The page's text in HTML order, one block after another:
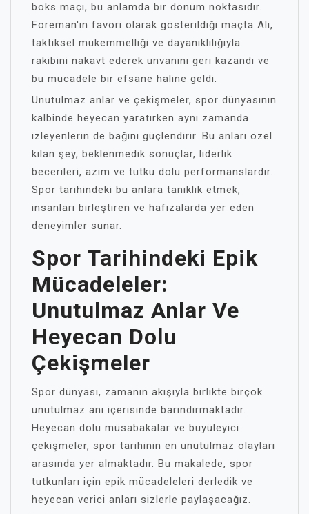
boks maçı, bu anlamda bir dönüm noktasıdır.
Foreman'ın favori olarak gösterildiği maçta Ali,
taktiksel mükemmelliği ve dayanıklılığıyla
rakibini nakavt ederek unvanını geri kazandı ve
bu mücadele bir efsane haline geldi.
Unutulmaz anlar ve çekişmeler, spor dünyasının
kalbinde heyecan yaratırken aynı zamanda
izleyenlerin de bağını güçlendirir. Bu anları özel
kılan şey, beklenmedik sonuçlar, liderlik
becerileri, azim ve tutku dolu performanslardır.
Spor tarihindeki bu anlara tanıklık etmek,
insanları birleştiren ve hafızalarda yer eden
deneyimler sunar.
Spor Tarihindeki Epik
Mücadeleler:
Unutulmaz Anlar Ve
Heyecan Dolu
Çekişmeler
Spor dünyası, zamanın akışıyla birlikte birçok
unutulmaz anı içerisinde barındırmaktadır.
Heyecan dolu müsabakalar ve büyüleyici
çekişmeler, spor tarihinin en unutulmaz olayları
arasında yer almaktadır. Bu makalede, spor
tutkunları için epik mücadeleleri derledik ve
heyecan verici anları sizlerle paylaşacağız.